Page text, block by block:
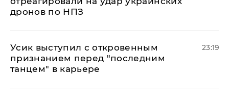
дронов по НПЗ
Усик выступил с откровенным
признанием перед "последним
танцем" в карьере
23:19